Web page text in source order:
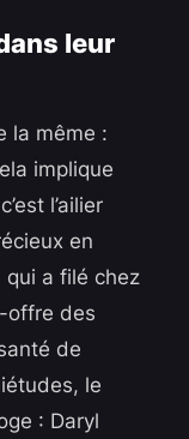
leur
la même :
implique
l’ailier
en
qui a filé chez
offre des
de
le
: Daryl